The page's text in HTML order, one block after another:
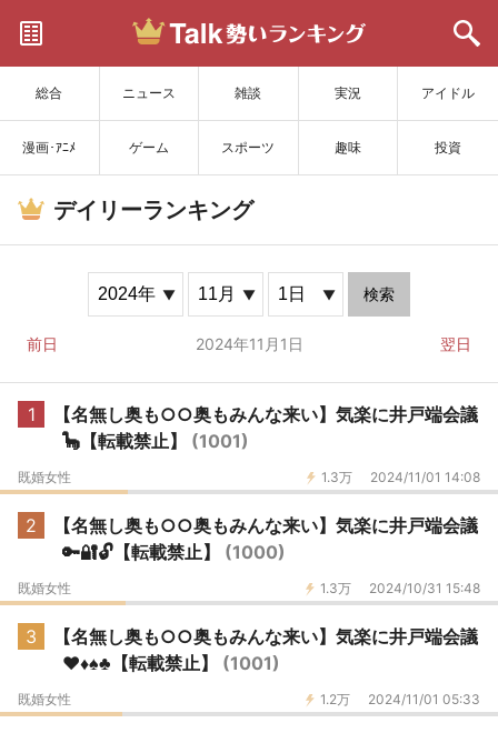
総合 ニュース 雑談 実況 アイドル
漫画･ｱﾆﾒ ゲーム スポーツ 趣味 投資
サイトを更新
デイリーランキング
検索
前日 2024年11月1日 翌日
1
【名無し奥も○○奥もみんな来い】気楽に井戸端会議
🦕【転載禁止】 (1001)
1.3万 2024/11/01 14:08
既婚女性
2
【名無し奥も○○奥もみんな来い】気楽に井戸端会議
🔑🔐🔓️【転載禁止】 (1000)
1.3万 2024/10/31 15:48
既婚女性
3
【名無し奥も○○奥もみんな来い】気楽に井戸端会議
♥️♦️♠️♣️【転載禁止】 (1001)
1.2万 2024/11/01 05:33
既婚女性